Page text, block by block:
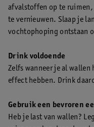
afvalstoffen op te
te vernieuwen. Slaap je
vochtophoping ontstaan
Drink voldoende
Zelfs wanneer je al
effect hebben. Drink
Gebruik een bevroren
Heb je last van wallen?